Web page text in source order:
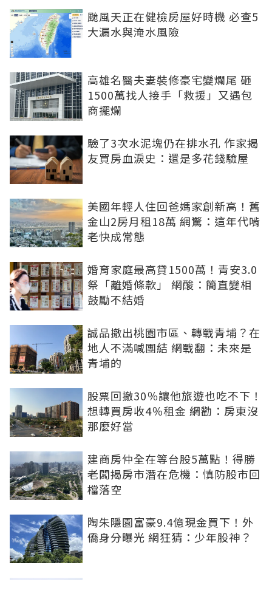
颱風天正在健檢房屋好時機 必查5
大漏水與淹水風險
高雄名醫夫妻裝修豪宅變爛尾 砸
1500萬找人接手「救援」又遇包
商擺爛
驗了3次水泥塊仍在排水孔 作家揭
友買房血淚史：還是多花錢驗屋
美國年輕人住回爸媽家創新高！舊
金山2房月租18萬 網驚：這年代啃
老快成常態
婚育家庭最高貸1500萬！青安3.0
祭「離婚條款」 網酸：簡直變相
鼓勵不結婚
誠品撤出桃園市區、轉戰青埔？在
地人不滿喊團結 網戰翻：未來是
青埔的
股票回撤30％讓他旅遊也吃不下！
想轉買房收4％租金 網勸：房東沒
那麼好當
建商房仲全在等台股5萬點！得勝
老闆揭房市潛在危機：慎防股市回
檔落空
陶朱隱園富豪9.4億現金買下！外
僑身分曝光 網狂猜：少年股神？